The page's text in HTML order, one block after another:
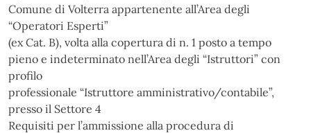
Comune di Volterra appartenente all’Area degli
“Operatori Esperti”
(ex Cat. B), volta alla copertura di n. 1 posto a tempo
pieno e indeterminato nell’Area degli “Istruttori” con
profilo
professionale “Istruttore amministrativo/contabile”,
presso il Settore 4
Requisiti per l’ammissione alla procedura di